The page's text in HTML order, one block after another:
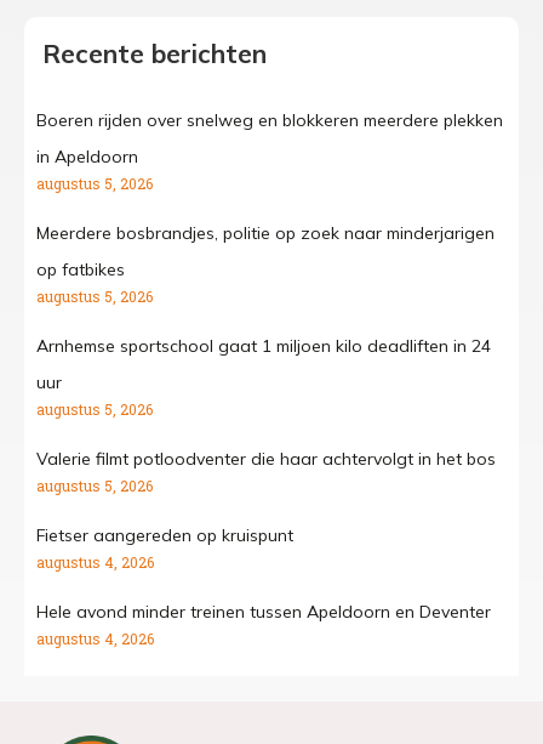
Recente berichten
Boeren rijden over snelweg en blokkeren meerdere plekken
in Apeldoorn
augustus 5, 2026
Meerdere bosbrandjes, politie op zoek naar minderjarigen
op fatbikes
augustus 5, 2026
Arnhemse sportschool gaat 1 miljoen kilo deadliften in 24
uur
augustus 5, 2026
Valerie filmt potloodventer die haar achtervolgt in het bos
augustus 5, 2026
Fietser aangereden op kruispunt
augustus 4, 2026
Hele avond minder treinen tussen Apeldoorn en Deventer
augustus 4, 2026